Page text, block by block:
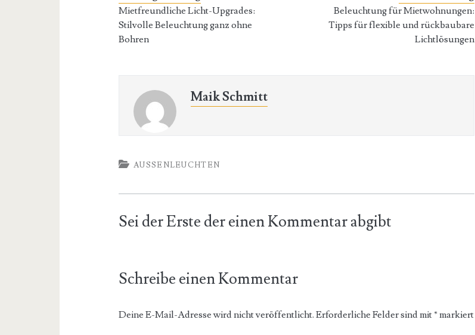
Mietfreundliche Licht-Upgrades:
Stilvolle Beleuchtung ganz ohne
Bohren
Beleuchtung für Mietwohnungen:
Tipps für flexible und rückbaubare
Lichtlösungen
Maik Schmitt
AUSSENLEUCHTEN
Sei der Erste der einen Kommentar abgibt
Schreibe einen Kommentar
Deine E-Mail-Adresse wird nicht veröffentlicht. Erforderliche Felder sind mit*markiert